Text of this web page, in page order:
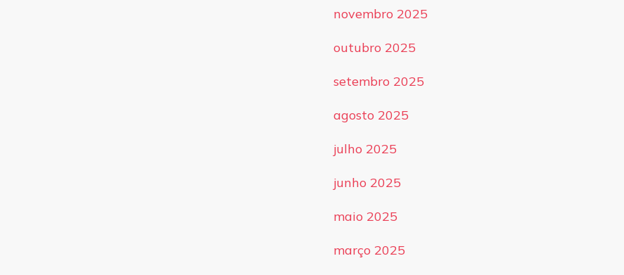
novembro 2025
outubro 2025
setembro 2025
agosto 2025
julho 2025
junho 2025
maio 2025
março 2025